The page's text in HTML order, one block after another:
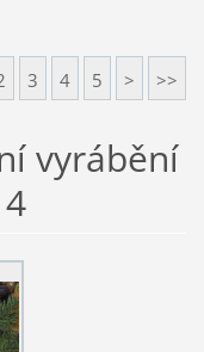
3 4 5 > >>
vyrábění